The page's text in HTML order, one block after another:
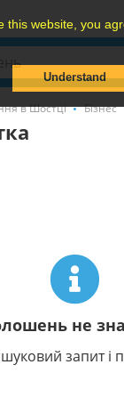
this website, you
Understand
в Шостці Бізнес
не
запит і